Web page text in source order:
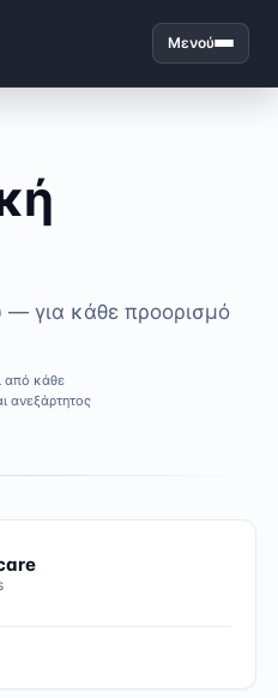
Μενού
— για κάθε προορισμό
από κάθε
ανεξάρτητος